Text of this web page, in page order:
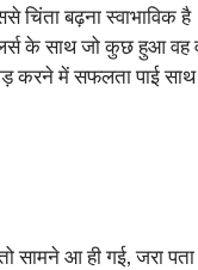
बढ़ना स्वाभाविक
के साथ जो कुछ हुआ वह
में सफलता पाई साथ
तो सामने आ ही गई,